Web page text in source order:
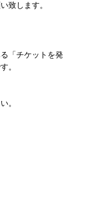
致します。
「チケットを発
。
。